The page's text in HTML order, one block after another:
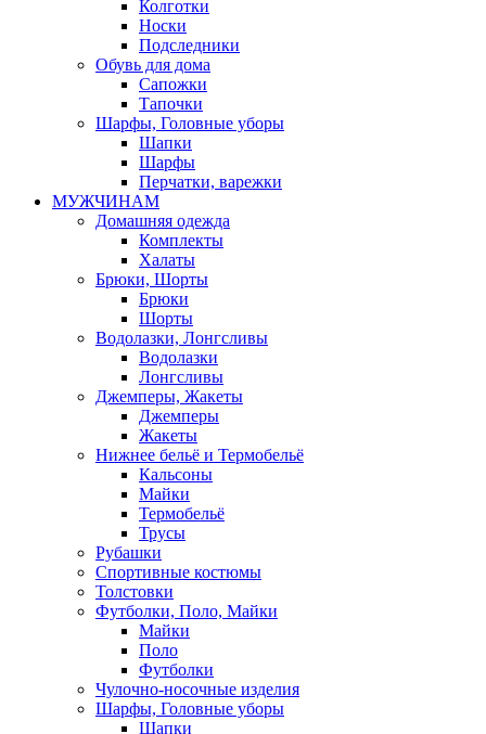
Колготки
Носки
Подследники
Обувь для дома
Сапожки
Тапочки
Шарфы, Головные уборы
Шапки
Шарфы
Перчатки, варежки
МУЖЧИНАМ
Домашняя одежда
Комплекты
Халаты
Брюки, Шорты
Брюки
Шорты
Водолазки, Лонгсливы
Водолазки
Лонгсливы
Джемперы, Жакеты
Джемперы
Жакеты
Нижнее бельё и Термобельё
Кальсоны
Майки
Термобельё
Трусы
Рубашки
Спортивные костюмы
Толстовки
Футболки, Поло, Майки
Майки
Поло
Футболки
Чулочно-носочные изделия
Шарфы, Головные уборы
Шапки